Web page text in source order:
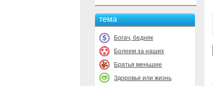
тема
Богач, бедняк
Болеем за наших
Братья меньшие
Здоровье или жизнь